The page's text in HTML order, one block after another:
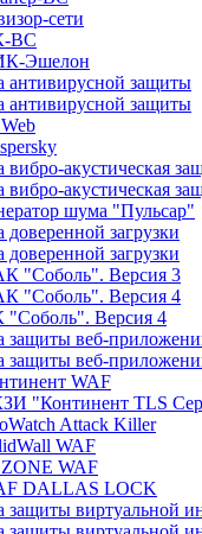
сети
ВС
Эшелон
антивирусной защиты
антивирусной защиты
вибро-акустическая
вибро-акустическая
шума "Пульсар"
доверенной загрузки
доверенной загрузки
"Соболь". Версия 3
"Соболь". Версия 4
Версия 4
защиты веб-
защиты веб-
WAF
"Континент TLS
Attack Killer
WAF
WAF
DALLAS LOCK
защиты виртуальной